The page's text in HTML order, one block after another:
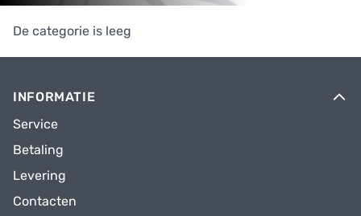
De categorie is leeg
INFORMATIE
Service
Betaling
Levering
Contacten